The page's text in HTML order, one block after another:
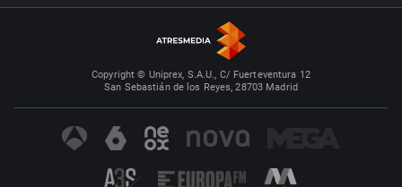
Copyright © Uniprex, S.A.U., C/ Fuerteventura 12
San Sebastián de los Reyes, 28703 Madrid